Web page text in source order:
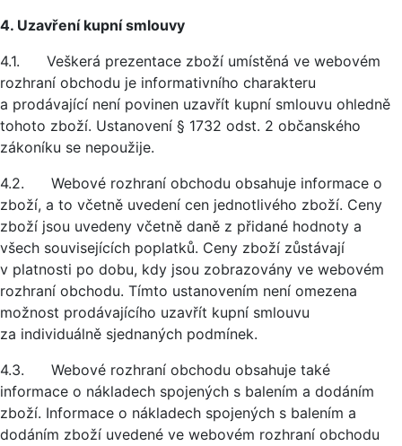
4. Uzavření kupní smlouvy
4.1. Veškerá prezentace zboží umístěná ve webovém
rozhraní obchodu je informativního charakteru
a prodávající není povinen uzavřít kupní smlouvu ohledně
tohoto zboží. Ustanovení § 1732 odst. 2 občanského
zákoníku se nepoužije.
4.2. Webové rozhraní obchodu obsahuje informace o
zboží, a to včetně uvedení cen jednotlivého zboží. Ceny
zboží jsou uvedeny včetně daně z přidané hodnoty a
všech souvisejících poplatků. Ceny zboží zůstávají
v platnosti po dobu, kdy jsou zobrazovány ve webovém
rozhraní obchodu. Tímto ustanovením není omezena
možnost prodávajícího uzavřít kupní smlouvu
za individuálně sjednaných podmínek.
4.3. Webové rozhraní obchodu obsahuje také
informace o nákladech spojených s balením a dodáním
zboží. Informace o nákladech spojených s balením a
dodáním zboží uvedené ve webovém rozhraní obchodu